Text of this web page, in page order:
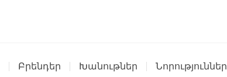
Բրենդեր Խանութներ Նորություններ